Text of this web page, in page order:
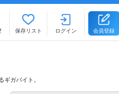
保存リスト ログイン 会員登録
ガバイト。